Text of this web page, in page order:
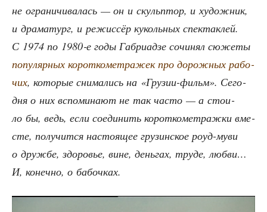
не огра­ни­чи­ва­лась — он и скуль­птор, и худож­ник,
и дра­ма­тург, и режис­сёр куколь­ных спек­так­лей.
С 1974 по 1980‑е годы Габ­ри­ад­зе сочи­нял сюже­ты
попу­ляр­ных корот­ко­мет­ра­жек про дорож­ных рабо­
чих, кото­рые сни­ма­лись на «Гру­зии-фильм». Сего­
дня о них вспо­ми­на­ют не так часто — а сто­и­
ло бы, ведь, если соеди­нить корот­ко­мет­раж­ки вме­
сте, полу­чит­ся насто­я­щее гру­зин­ское роуд-муви
о друж­бе, здо­ро­вье, вине, день­гах, тру­де, люб­ви…
И, конеч­но, о бабочках.